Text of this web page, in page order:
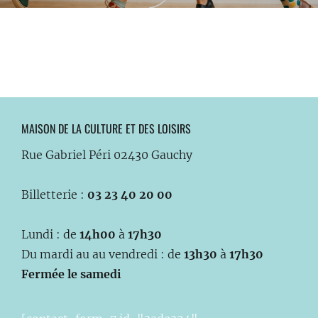
MAISON DE LA CULTURE ET DES LOISIRS
Rue Gabriel Péri 02430 Gauchy
Billetterie : 03 23 40 20 00
Lundi : de 14h00 à 17h30
Du mardi au au vendredi : de 13h30 à 17h30
Fermée le samedi